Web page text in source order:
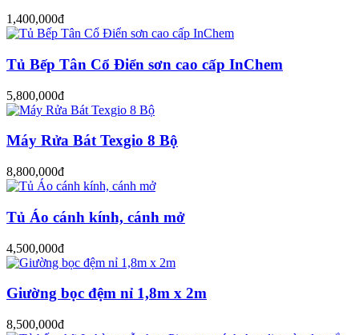
1,400,000đ
Tủ Bếp Tân Cổ Điển sơn cao cấp InChem
5,800,000đ
Máy Rửa Bát Texgio 8 Bộ
8,800,000đ
Tủ Áo cánh kính, cánh mở
4,500,000đ
Giường bọc đệm nỉ 1,8m x 2m
8,500,000đ